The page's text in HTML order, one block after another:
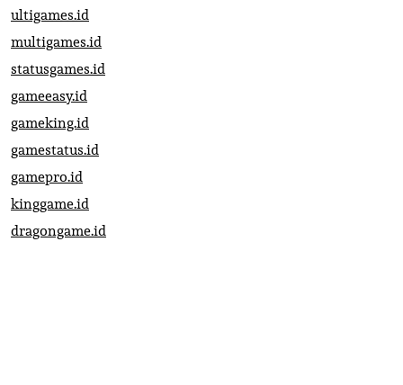
ultigames.id
multigames.id
statusgames.id
gameeasy.id
gameking.id
gamestatus.id
gamepro.id
kinggame.id
dragongame.id